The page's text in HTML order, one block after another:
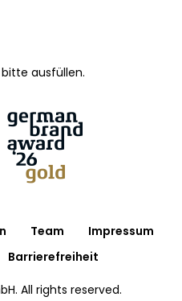
ausfüllen.
Team
Impressum
Barrierefreiheit
All rights reserved.